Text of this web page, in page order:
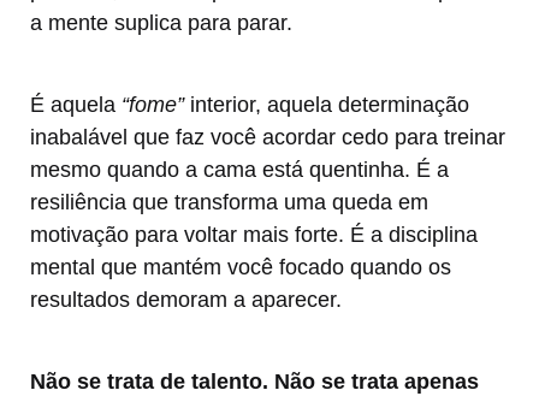
a mente suplica para parar.
É aquela “fome”interior, aquela determinação
inabalável que faz você acordar cedo para treinar
mesmo quando a cama está quentinha. É a
resiliência que transforma uma queda em
motivação para voltar mais forte. É a disciplina
mental que mantém você focado quando os
resultados demoram a aparecer.
Não se trata de talento. Não se trata apenas